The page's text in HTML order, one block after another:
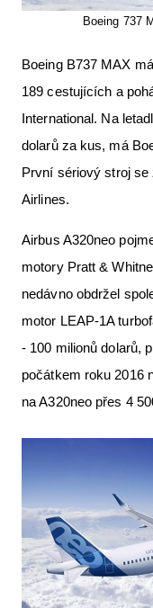
Boeing 737
Boeing B737 MAX
189 cestujících a
International. Na
dolarů za kus, má
První sériový stroj se
Airlines.
Airbus A320neo
motory Pratt &
nedávno obdržel
motor LEAP-1A
- 100 milionů dolarů,
počátkem roku 2016
na A320neo přes 4